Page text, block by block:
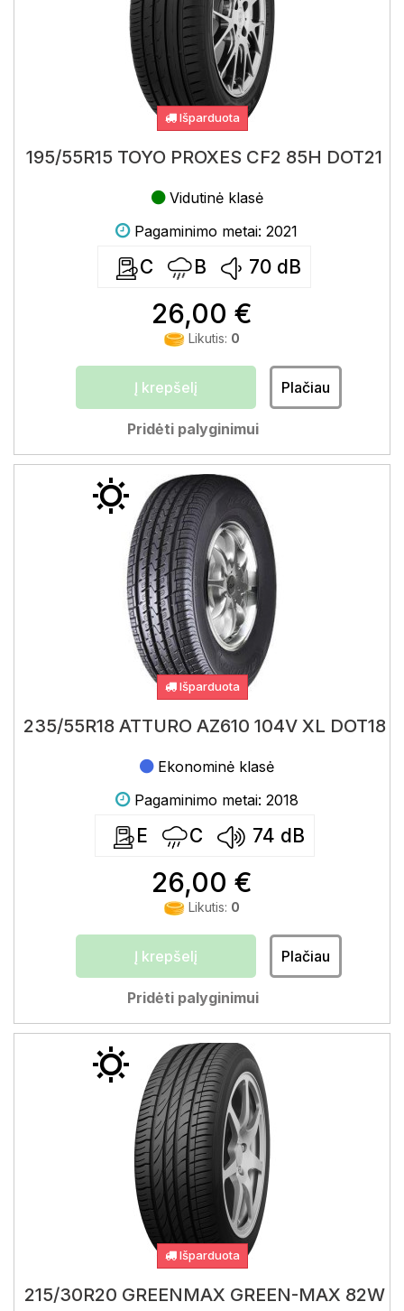
Išparduota
195/55R15 TOYO PROXES CF2 85H DOT21
Vidutinė klasė
Pagaminimo metai: 2021
C B 70 dB
26,00 €
Likutis: 0
Į krepšelį Plačiau
Pridėti palyginimui
Išparduota
235/55R18 ATTURO AZ610 104V XL DOT18
Ekonominė klasė
Pagaminimo metai: 2018
E C 74 dB
26,00 €
Likutis: 0
Į krepšelį Plačiau
Pridėti palyginimui
Išparduota
215/30R20 GREENMAX GREEN-MAX 82W